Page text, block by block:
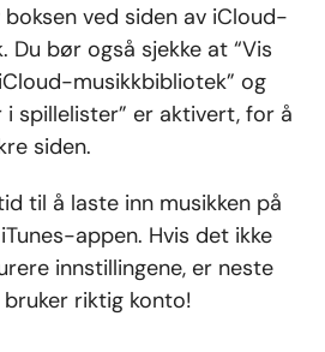
boksen ved siden av iCloud-
Du bør også sjekke at “Vis
musikkbibliotek” og
i spillelister” er aktivert, for å
siden.
til å laste inn musikken på
appen. Hvis det ikke
innstillingene, er neste
riktig konto!